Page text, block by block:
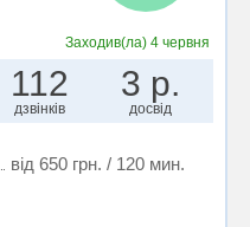
Заходив(ла) 4 червня
112
дзвінків
3 р.
досвід
від 650 грн. / 120 мин.